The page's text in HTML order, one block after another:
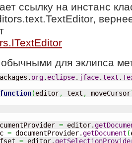
ссылку на инстанс
для эклипса
org. eclipse. jface.text .
function(editor, text , moveCursor
= editor.
= documentProvider.getDocument (
= editor.